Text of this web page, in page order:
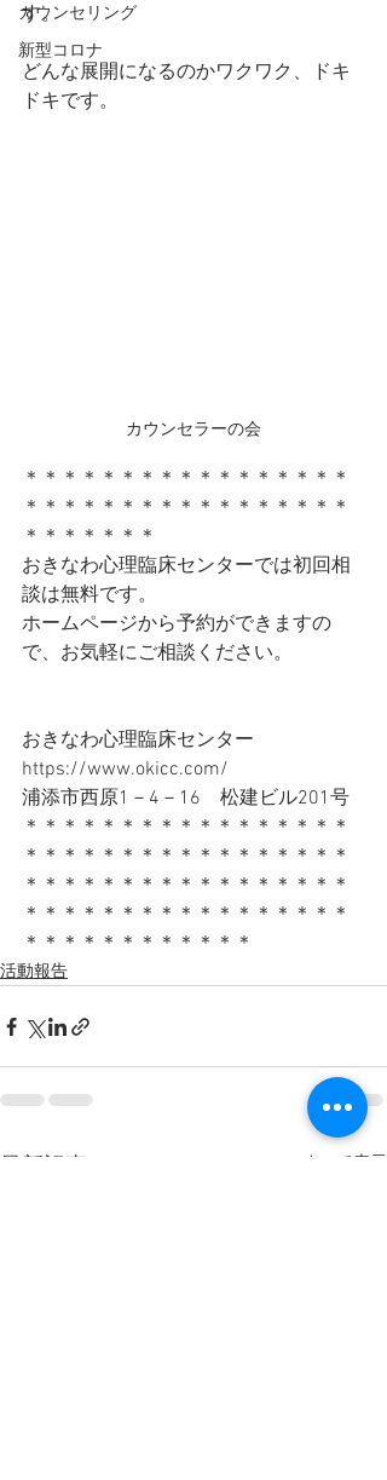
カウンセリング
新型コロナ
す。
どんな展開になるのかワクワク、ドキ
ドキです。
カウンセラーの会
＊＊＊＊＊＊＊＊＊＊＊＊＊＊＊＊＊
＊＊＊＊＊＊＊＊＊＊＊＊＊＊＊＊＊
＊＊＊＊＊＊＊
おきなわ心理臨床センターでは初回相
談は無料です。
ホームページから予約ができますの
で、お気軽にご相談ください。
おきなわ心理臨床センター
https://www.okicc.com/
浦添市西原1－4－16　松建ビル201号
＊＊＊＊＊＊＊＊＊＊＊＊＊＊＊＊＊
＊＊＊＊＊＊＊＊＊＊＊＊＊＊＊＊＊
＊＊＊＊＊＊＊＊＊＊＊＊＊＊＊＊＊
＊＊＊＊＊＊＊＊＊＊＊＊＊＊＊＊＊
＊＊＊＊＊＊＊＊＊＊＊＊
活動報告
すべて表示